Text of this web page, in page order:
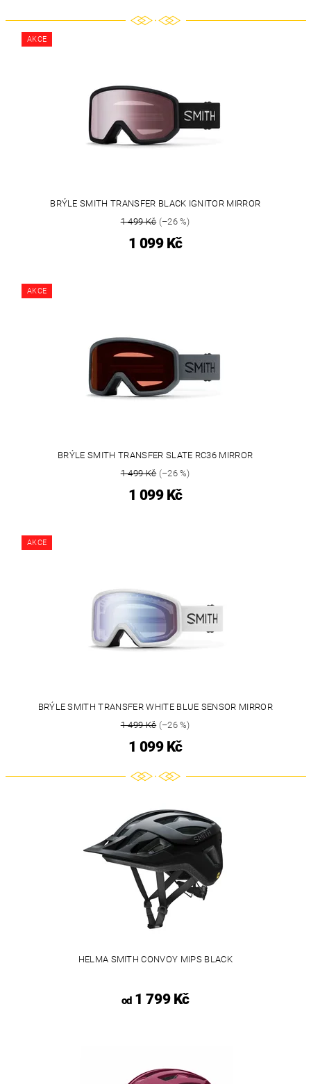
AKCE
BRÝLE SMITH TRANSFER BLACK IGNITOR MIRROR
1 499 Kč(–26 %)
1 099 Kč
AKCE
BRÝLE SMITH TRANSFER SLATE RC36 MIRROR
1 499 Kč(–26 %)
1 099 Kč
AKCE
BRÝLE SMITH TRANSFER WHITE BLUE SENSOR MIRROR
1 499 Kč(–26 %)
1 099 Kč
HELMA SMITH CONVOY MIPS BLACK
od1 799 Kč